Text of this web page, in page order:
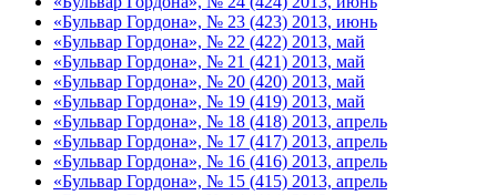
«Бульвар Гордона», № 23 (423) 2013, июнь
«Бульвар Гордона», № 22 (422) 2013, май
«Бульвар Гордона», № 21 (421) 2013, май
«Бульвар Гордона», № 20 (420) 2013, май
«Бульвар Гордона», № 19 (419) 2013, май
«Бульвар Гордона», № 18 (418) 2013, апрель
«Бульвар Гордона», № 17 (417) 2013, апрель
«Бульвар Гордона», № 16 (416) 2013, апрель
«Бульвар Гордона», № 15 (415) 2013, апрель